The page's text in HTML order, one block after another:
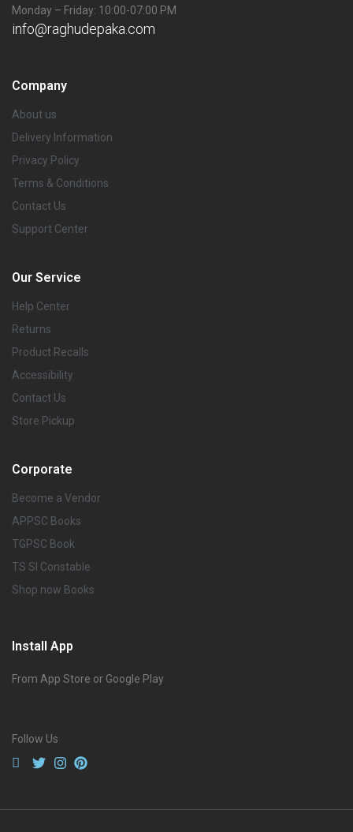
Monday – Friday: 10:00-07:00 PM
info@raghudepaka.com
Company
About us
Delivery Information
Privacy Policy
Terms & Conditions
Contact Us
Support Center
Our Service
Help Center
Returns
Product Recalls
Accessibility
Contact Us
Store Pickup
Corporate
Become a Vendor
APPSC Books
TGPSC Book
TS SI Constable
Shop now Books
Install App
From App Store or Google Play
Follow Us